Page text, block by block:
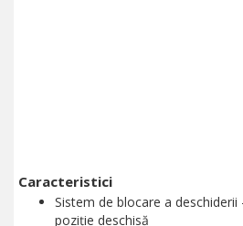
Caracteristici
Sistem de blocare a deschiderii
poziţie deschisă